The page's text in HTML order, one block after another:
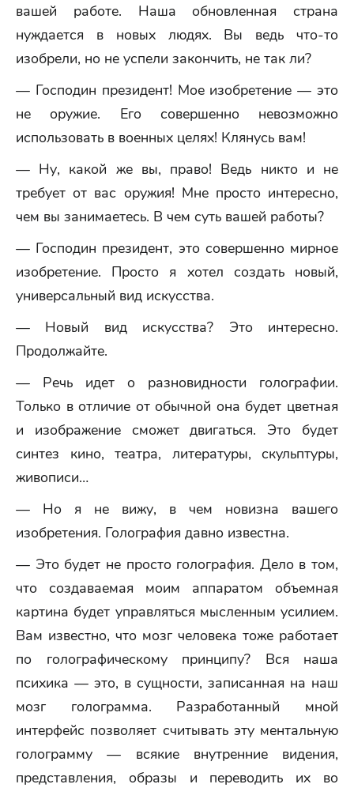
вашей работе. Наша обновленная страна
нуждается в новых людях. Вы ведь что-то
изобрели, но не успели закончить, не так ли?
— Господин президент! Мое изобретение — это
не оружие. Его совершенно невозможно
использовать в военных целях! Клянусь вам!
— Ну, какой же вы, право! Ведь никто и не
требует от вас оружия! Мне просто интересно,
чем вы занимаетесь. В чем суть вашей работы?
— Господин президент, это совершенно мирное
изобретение. Просто я хотел создать новый,
универсальный вид искусства.
— Новый вид искусства? Это интересно.
Продолжайте.
— Речь идет о разновидности голографии.
Только в отличие от обычной она будет цветная
и изображение сможет двигаться. Это будет
синтез кино, театра, литературы, скульптуры,
живописи…
— Но я не вижу, в чем новизна вашего
изобретения. Голография давно известна.
— Это будет не просто голография. Дело в том,
что создаваемая моим аппаратом объемная
картина будет управляться мысленным усилием.
Вам известно, что мозг человека тоже работает
по голографическому принципу? Вся наша
психика — это, в сущности, записанная на наш
мозг голограмма. Разработанный мной
интерфейс позволяет считывать эту ментальную
голограмму — всякие внутренние видения,
представления, образы и переводить их во